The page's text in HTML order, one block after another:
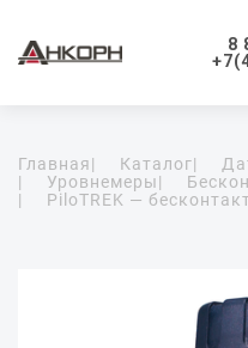
8
Главная| Каталог|
|
Уровнемеры|
|
PiloTREK —